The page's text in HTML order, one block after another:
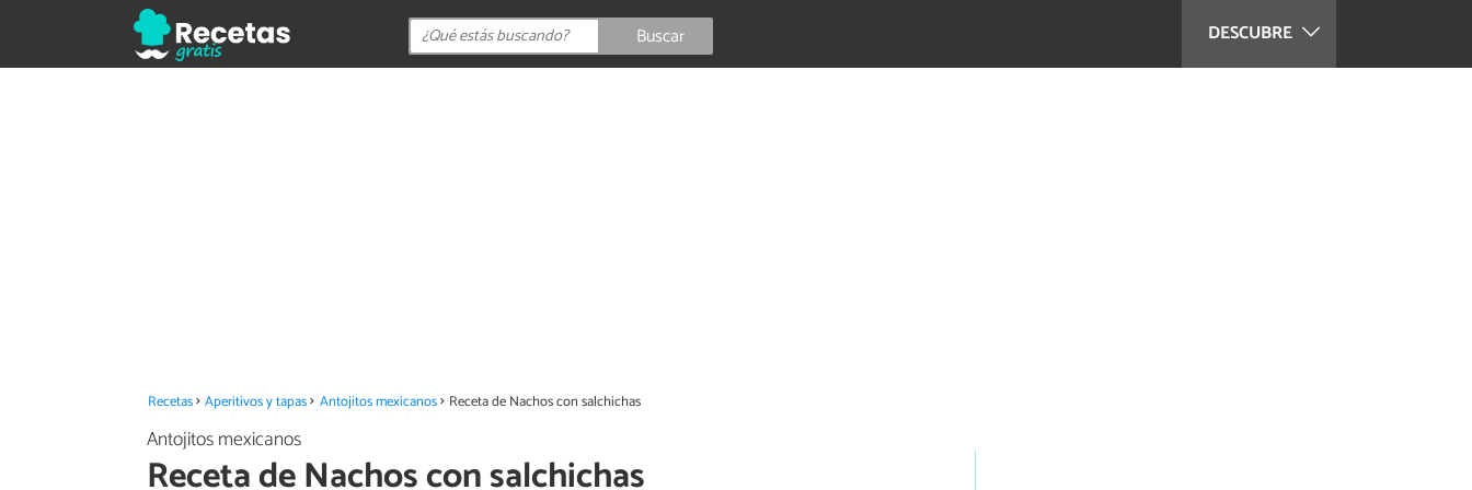
DESCUBRE
Buscar
Recetas Aperitivos y tapas Antojitos mexicanos Receta de Nachos con salchichas
Antojitos mexicanos
Receta de Nachos con salchichas